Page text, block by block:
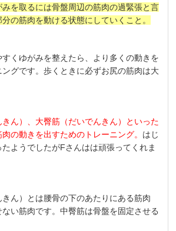
みを取るには骨盤周辺の筋肉の過緊張と言
の筋肉を動ける状態にしていくこと。
くゆがみを整えたら、より多くの動きを
グです。歩くときに必ずお尻の筋肉は大
ん）、大臀筋（だいでんきん）といった
の動きを出すためのトレーニング。 はじ
ようでしたがFさんはは頑張ってくれま
ん）とは腰骨の下のあたりにある筋肉
い筋肉です。中臀筋は骨盤を固定させる